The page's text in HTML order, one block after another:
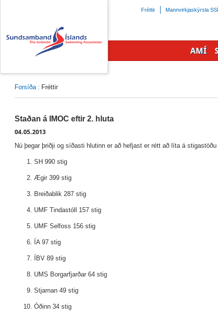
Forsíða: Fréttir
Staðan á IMOC eftir 2. hluta
04.05.2013
Nú þegar þriðji og síðasti hlutinn er að hefjast er rétt að líta á
SH 990 stig
Ægir 399 stig
Breiðablik 287 stig
UMF Tindastóll 157 stig
UMF Selfoss 156 stig
ÍA 97 stig
ÍBV 89 stig
UMS Borgarfjarðar 64 stig
Stjarnan 49 stig
Óðinn 34 stig
Fréttir Mannvirkjaskýrsla SSÍ
AMÍ